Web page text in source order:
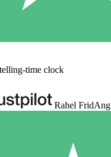
time clock
Rahel FridAng